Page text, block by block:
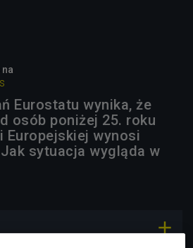
Eurostatu wynika, że
osób poniżej 25. roku
Europejskiej wynosi
sytuacja wygląda w
